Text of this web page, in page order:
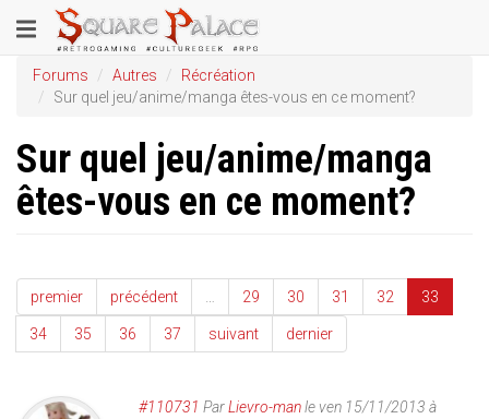
au
contenu
principal
Toggle
navigation
Forums Autres
Récréation
Sur quel jeu/anime/manga êtes-vous en ce moment?
Sur quel jeu/anime/manga
êtes-vous en ce moment?
premier précédent 29 30 31 32 33
34 35 36 37 suivant dernier
#110731 ParLievro-manle ven 15/11/2013 à